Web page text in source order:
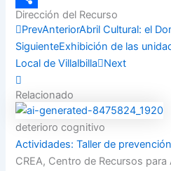
Compartir
Dirección del Recurso
PrevAnteriorAbril Cultural: el
SiguienteExhibición de las
Local de Villalbilla
Next
Relacionado
deterioro cognitivo
Actividades: Taller de
CREA, Centro de Recursos